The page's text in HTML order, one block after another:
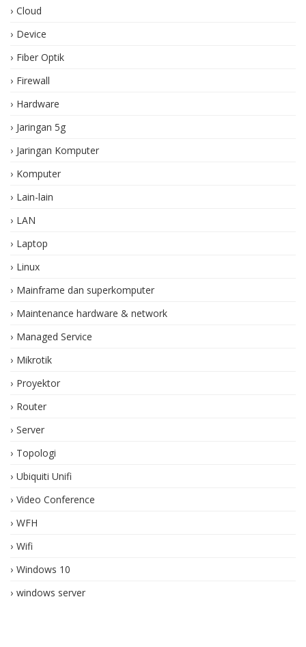
Cloud
Device
Fiber Optik
Firewall
Hardware
Jaringan 5g
Jaringan Komputer
Komputer
Lain-lain
LAN
Laptop
Linux
Mainframe dan superkomputer
Maintenance hardware & network
Managed Service
Mikrotik
Proyektor
Router
Server
Topologi
Ubiquiti Unifi
Video Conference
WFH
Wifi
Windows 10
windows server